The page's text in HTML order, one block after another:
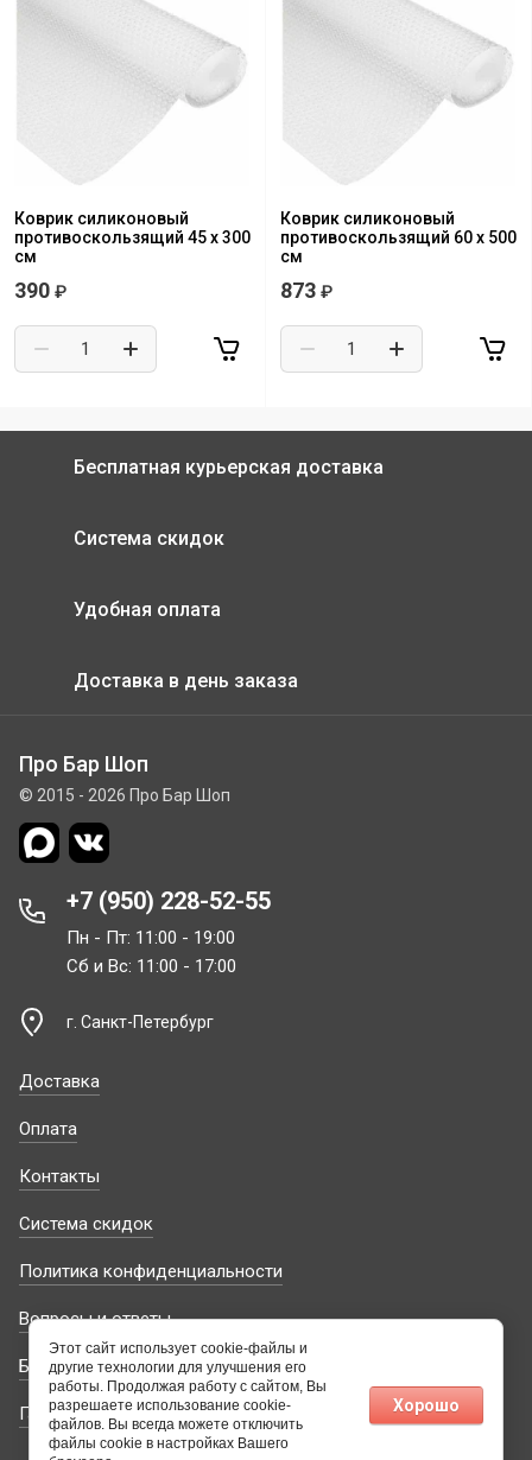
Коврик силиконовый
противоскользящий 45 х 300
см
390 ₽
Коврик силиконовый
противоскользящий 60 х 500
см
873 ₽
Бесплатная курьерская доставка
Система скидок
Удобная оплата
Доставка в день заказа
Про Бар Шоп
© 2015 - 2026 Про Бар Шоп
+7 (950) 228-52-55
Пн - Пт: 11:00 - 19:00
Сб и Вс: 11:00 - 17:00
г. Санкт-Петербург
Доставка
Оплата
Контакты
Система скидок
Политика конфиденциальности
Вопросы и ответы
Блог
Гарантия и возврат
Этот сайт использует cookie-файлы и
другие технологии для улучшения его
работы. Продолжая работу с сайтом, Вы
разрешаете использование cookie-
файлов. Вы всегда можете отключить
файлы cookie в настройках Вашего
Хорошо